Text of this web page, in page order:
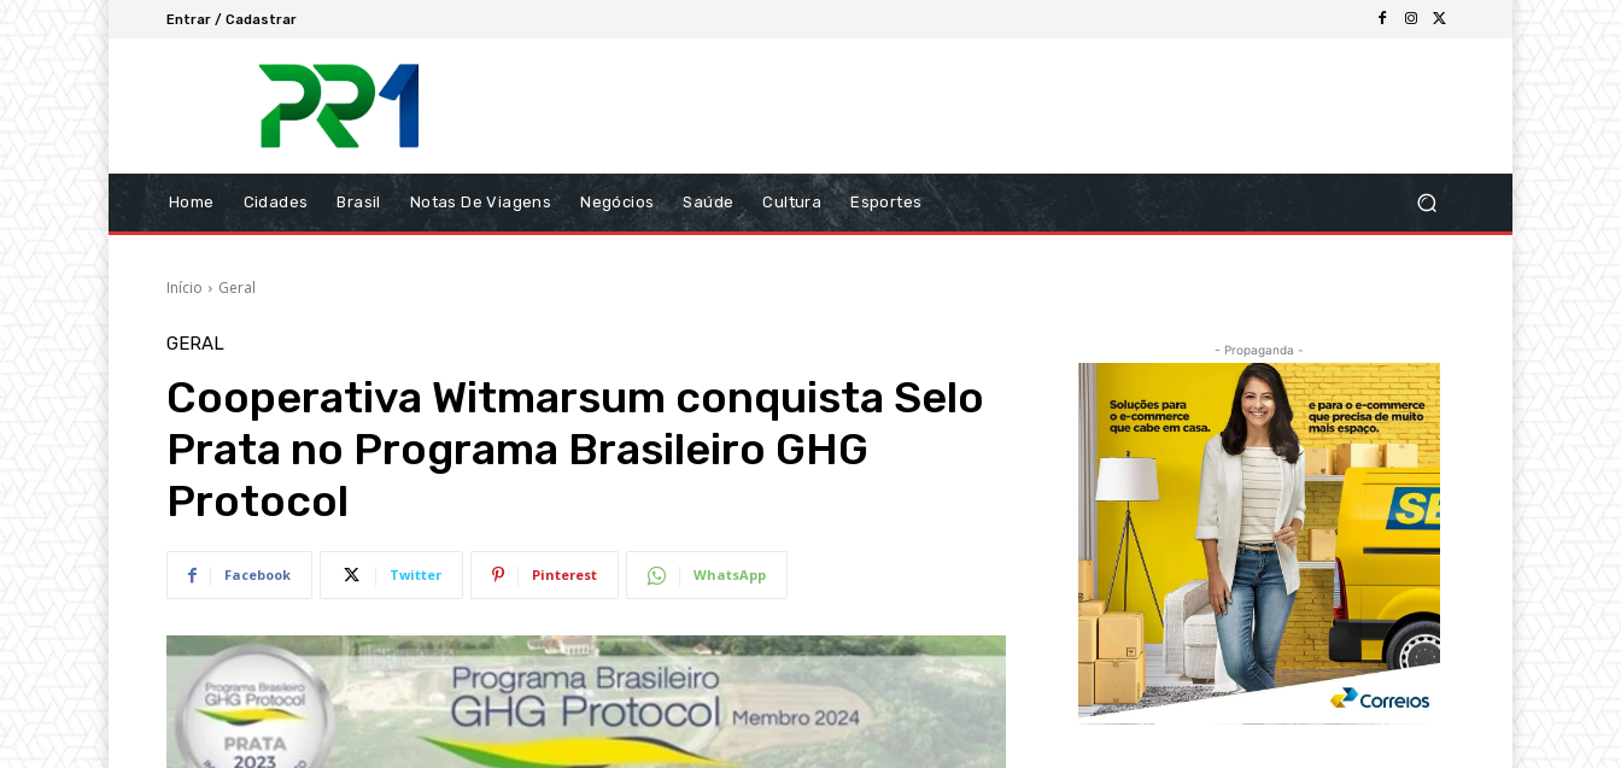
Entrar / Cadastrar
Home Cidades Brasil Notas De Viagens Negócios Saúde Cultura Esportes
Início Geral
GERAL
Cooperativa Witmarsum conquista Selo
Prata no Programa Brasileiro GHG
Protocol
Facebook Twitter Pinterest WhatsApp
- Propaganda -